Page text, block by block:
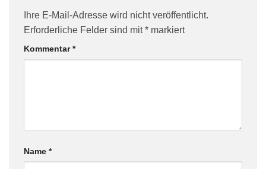
Ihre E-Mail-Adresse wird nicht veröffentlicht.
Erforderliche Felder sind mit* markiert
Kommentar*
Name *